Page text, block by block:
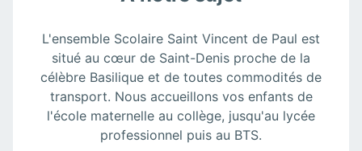
L'ensemble Scolaire Saint Vincent de Paul est
situé au cœur de Saint-Denis proche de la
célèbre Basilique et de toutes commodités de
transport. Nous accueillons vos enfants de
l'école maternelle au collège, jusqu'au lycée
professionnel puis au BTS.